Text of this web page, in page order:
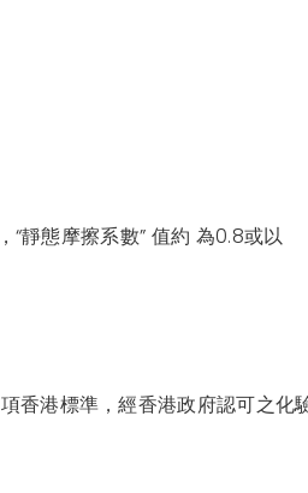
靜態摩擦系數” 值約 為0.8或以
香港標準，經香港政府認可之化